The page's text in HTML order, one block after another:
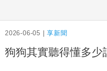
2026-06-05 |享新聞
狗狗其實聽得懂多少